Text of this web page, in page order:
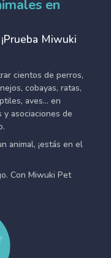
en
Miwuki
cientos de perros,
cobayas, ratas,
aves... en
asociaciones de
animal, ¡estás en el
Con Miwuki Pet